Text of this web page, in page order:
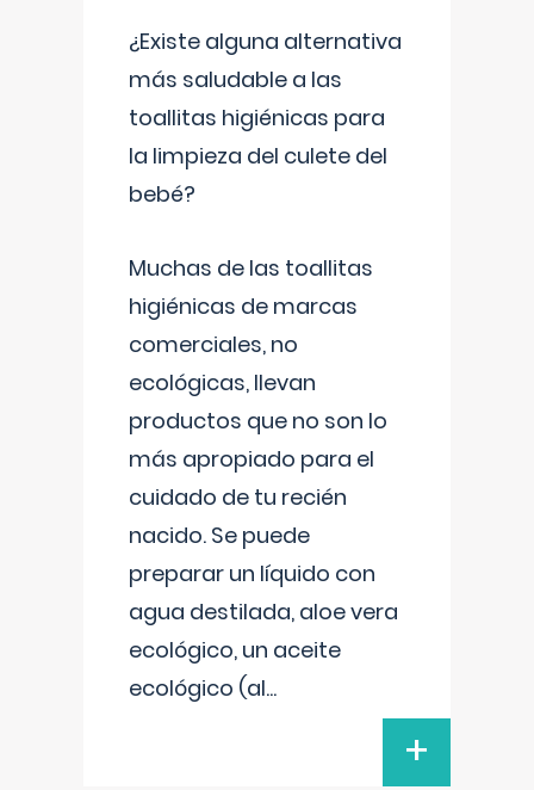
¿Existe alguna alternativa
más saludable a las
toallitas higiénicas para
la limpieza del culete del
bebé?
Muchas de las toallitas
higiénicas de marcas
comerciales, no
ecológicas, llevan
productos que no son lo
más apropiado para el
cuidado de tu recién
nacido. Se puede
preparar un líquido con
agua destilada, aloe vera
ecológico, un aceite
ecológico (al...
+